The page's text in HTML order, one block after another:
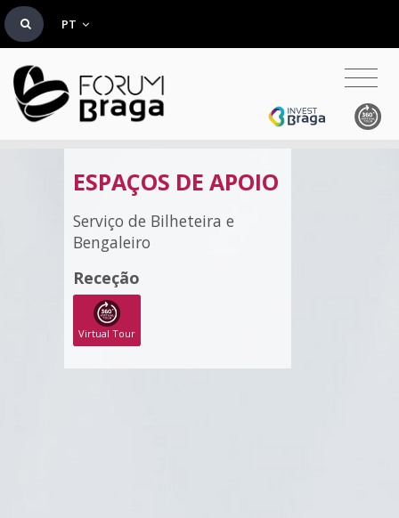
PT
ESPAÇOS DE APOIO
Serviço de Bilheteira e
Bengaleiro
Receção
Virtual Tour